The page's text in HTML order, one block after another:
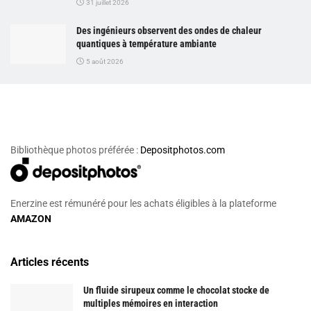
31 juillet 2026
Des ingénieurs observent des ondes de chaleur
quantiques à température ambiante
5 août 2026
Bibliothèque photos préférée : Depositphotos.com
Enerzine est rémunéré pour les achats éligibles à la plateforme
AMAZON
Articles récents
Un fluide sirupeux comme le chocolat stocke de
multiples mémoires en interaction